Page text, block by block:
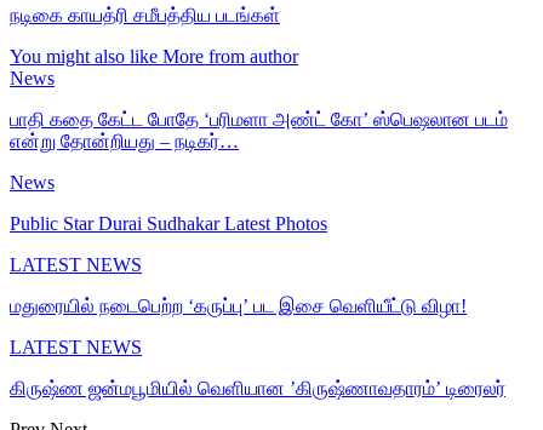
நடிகை காயத்ரி சமீபத்திய படங்கள்
You might also like More from author
News
பாதி கதை கேட்ட போதே ‘பரிமளா அண்ட் கோ’ ஸ்பெஷலான படம்
என்று தோன்றியது – நடிகர்…
News
Public Star Durai Sudhakar Latest Photos
LATEST NEWS
மதுரையில் நடைபெற்ற ‘கருப்பு’ பட இசை வெளியீட்டு விழா!
LATEST NEWS
கிருஷ்ண ஜன்மபூமியில் வெளியான ’கிருஷ்ணாவதாரம்’ டிரைலர்